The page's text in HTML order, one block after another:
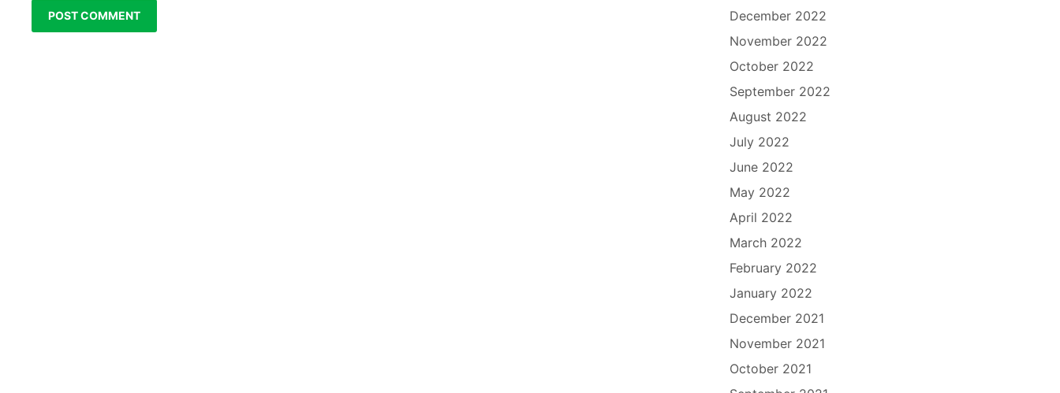
December 2022
November 2022
October 2022
September 2022
August 2022
July 2022
June 2022
May 2022
April 2022
March 2022
February 2022
January 2022
December 2021
November 2021
October 2021